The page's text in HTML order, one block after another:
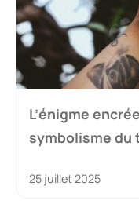
L’énigme
symbolisme du
25 juillet 2025